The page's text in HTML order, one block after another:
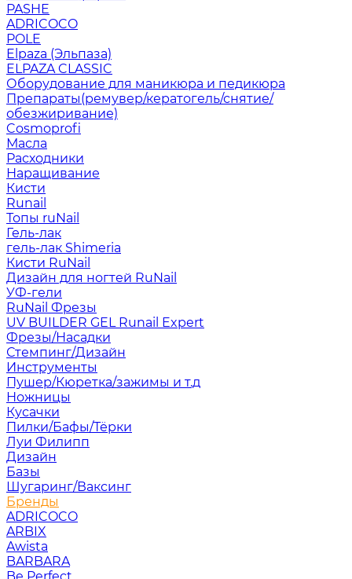
PASHE
ADRICOCO
POLE
Elpaza (Эльпаза)
ELPAZA CLASSIC
Оборудование для маникюра и педикюра
Препараты(ремувер/кератогель/снятие/
обезжиривание)
Cosmoprofi
Масла
Расходники
Наращивание
Кисти
Runail
Топы ruNail
Гель-лак
гель-лак Shimeria
Кисти RuNail
Дизайн для ногтей RuNail
УФ-гели
RuNail Фрезы
UV BUILDER GEL Runail Expert
Фрезы/Насадки
Стемпинг/Дизайн
Инструменты
Пушер/Кюретка/зажимы и т.д
Ножницы
Кусачки
Пилки/Бафы/Тёрки
Луи Филипп
Дизайн
Базы
Шугаринг/Ваксинг
Бренды
ADRICOCO
ARBIX
Awista
BARBARA